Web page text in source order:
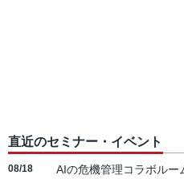
直近のセミナー・イベント
08/18
AIの危機管理コラボルー